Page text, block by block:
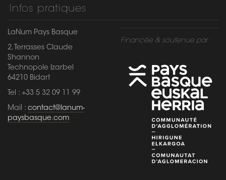
Infos pratiques
LaNum Pays Basque
2, Terrasses Claude
Shannon
Technopole Izarbel
64210 Bidart
Tel : +33 5 32 09 11 99
Mail : contact@lanum-
paysbasque.com
Financée & soutenue par :